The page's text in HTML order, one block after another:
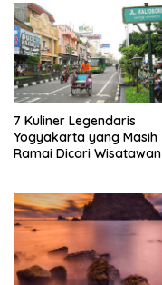
7 Kuliner Legendaris
Yogyakarta yang Masih
Ramai Dicari Wisatawan